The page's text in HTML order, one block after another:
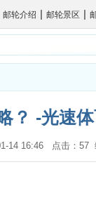
邮轮介绍 | 邮轮景区 |
？ -光速
14 16:46 点击：